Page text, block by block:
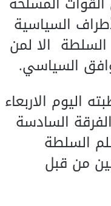
السياسية
السلطة الا لمن
السياسي.
اليوم الاربعاء
السادسة
السلطة
من قبل